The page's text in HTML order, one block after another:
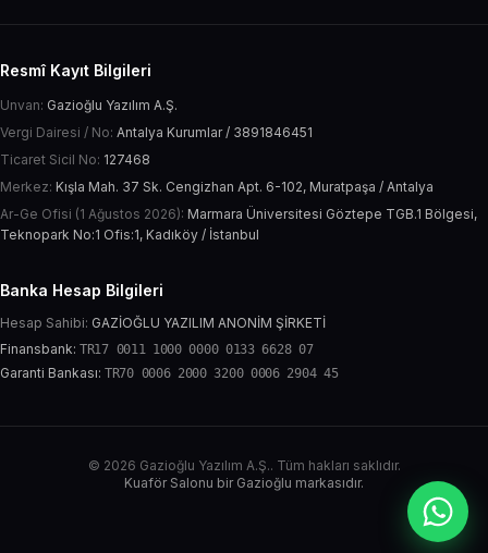
Resmî Kayıt Bilgileri
Unvan: Gazioğlu Yazılım A.Ş.
Vergi Dairesi / No: Antalya Kurumlar / 3891846451
Ticaret Sicil No: 127468
Merkez: Kışla Mah. 37 Sk. Cengizhan Apt. 6-102, Muratpaşa / Antalya
Ar-Ge Ofisi (1 Ağustos 2026): Marmara Üniversitesi Göztepe TGB.1 Bölgesi,
Teknopark No:1 Ofis:1, Kadıköy / İstanbul
Banka Hesap Bilgileri
Hesap Sahibi: GAZİOĞLU YAZILIM ANONİM ŞİRKETİ
Finansbank: TR17 0011 1000 0000 0133 6628 07
Garanti Bankası: TR70 0006 2000 3200 0006 2904 45
© 2026 Gazioğlu Yazılım A.Ş.. Tüm hakları saklıdır.
Kuaför Salonu bir Gazioğlu markasıdır.